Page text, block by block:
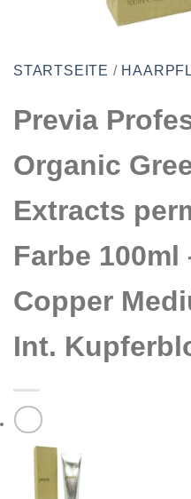
STARTSEITE /
Previa
Organic
Extracts
Farbe 100ml
Copper
Int.